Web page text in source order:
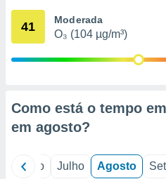
através
41 Moderada
O₃ (104 µg/m³)
Como está o tempo
em agosto?
Junho Julho Agosto